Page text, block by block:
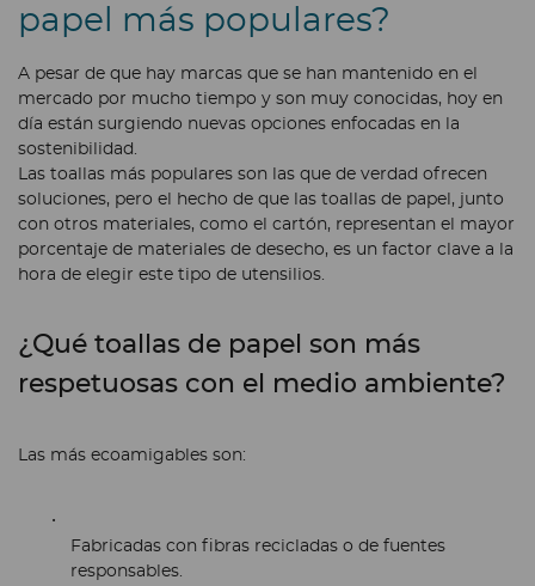
papel más populares?
A pesar de que hay marcas que se han mantenido en el
mercado por mucho tiempo y son muy conocidas, hoy en
día están surgiendo nuevas opciones enfocadas en la
sostenibilidad.
Las toallas más populares son las que de verdad ofrecen
soluciones, pero el hecho de que las toallas de papel, junto
con otros materiales, como el cartón, representan el mayor
porcentaje de materiales de desecho, es un factor clave a la
hora de elegir este tipo de utensilios.
¿Qué toallas de papel son más
respetuosas con el medio ambiente?
Las más ecoamigables son:
Fabricadas con fibras recicladas o de fuentes
responsables.